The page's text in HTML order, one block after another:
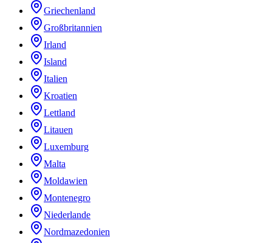
Griechenland
Großbritannien
Irland
Island
Italien
Kroatien
Lettland
Litauen
Luxemburg
Malta
Moldawien
Montenegro
Niederlande
Nordmazedonien